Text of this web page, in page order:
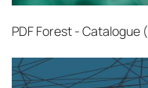
PDFForest - Catalogue